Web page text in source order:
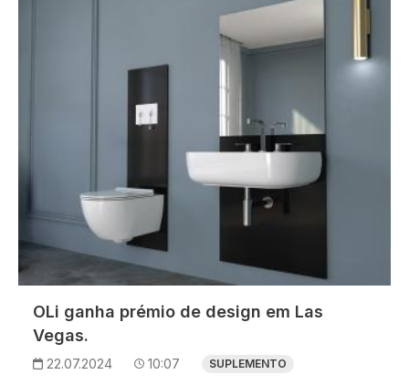
OLi ganha prémio de design em Las
Vegas.
22.07.2024 10:07 SUPLEMENTO